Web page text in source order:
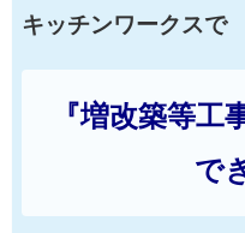
キッチンワークスで
『増改築等
で